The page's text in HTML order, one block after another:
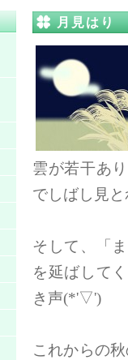
月見はり
雲が若干あ
でしばし見
そして、「
を延ばして
き声(*'▽')
これからの